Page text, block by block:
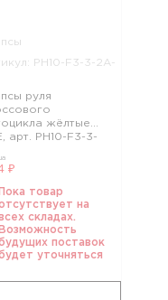
PH10-F3-3-2A-
руля
жёлтые
арт. PH10-F3-3-
₽
Пока товар
на
складах.
Возможность
поставок
уточняться